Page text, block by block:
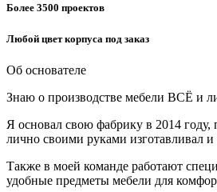
Более 3500 проектов
Любой цветкорпуса под заказ
Об основателе
Знаю о производстве мебели ВСЁ и
Я основал свою фабрику в 2014 году,
лично своими руками изготавливал
Также в моей команде работают
удобные предметы мебели для